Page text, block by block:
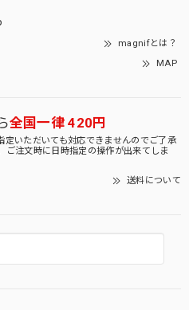
magnifとは？
MAP
全国一律 420円
定いただいても対応できませんのでご了承
ご注文時に日時指定の操作が出来てしま
送料について